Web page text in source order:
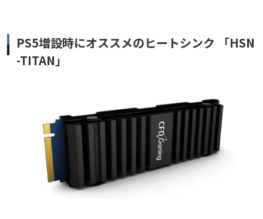
PS5増設時にオススメのヒートシンク 「HSN
-TITAN」